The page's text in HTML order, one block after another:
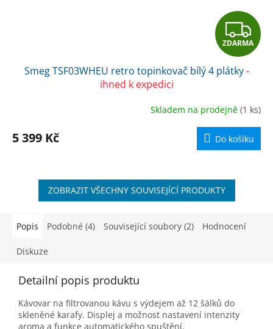
Z
D
R
M
A
ZDARMA
Smeg TSF03WHEU retro topinkovač bílý 4 plátky-
ihned k expedici
Skladem na prodejně (1 ks)
5 399 Kč Do košíku
ZOBRAZIT VŠECHNY SOUVISEJÍCÍ PRODUKTY
Popis Podobné (4) Související soubory (2) Hodnocení
Diskuze
Detailní popis produktu
Kávovar na filtrovanou kávu s výdejem až 12 šálků do
skleněné karafy. Displej a možnost nastavení intenzity
aroma a funkce automatického spuštění.